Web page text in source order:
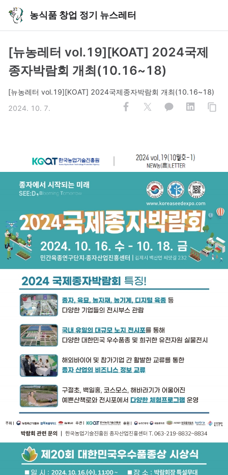
농식품 창업 정기 뉴스레터
[뉴농레터 vol.19][KOAT] 2024국제
종자박람회 개최(10.16~18)
[뉴농레터 vol.19][KOAT] 2024국제종자박람회 개최(10.16~18)
2024. 10. 7.